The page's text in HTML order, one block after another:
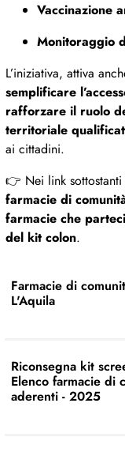
Vaccinazione
Monitoraggio
L’iniziativa, attiva
semplificare
rafforzare il ruolo
territoriale
ai cittadini.
👉 Nei link
farmacie di
farmacie che
del kit colon.
Farmacie di
L'Aquila
Riconsegna kit
Elenco farmacie di
aderenti - 2025